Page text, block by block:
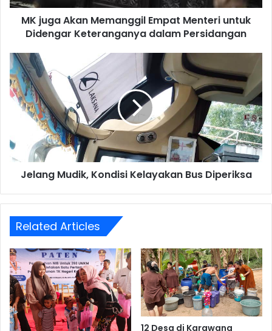
Keteranganya
dalam
Persidangan
MK juga Akan Memanggil Empat Menteri untuk
Didengar Keteranganya dalam Persidangan
Jelang
Mudik,
Kondisi
Kelayakan
Bus
Diperiksa
Jelang Mudik, Kondisi Kelayakan Bus Diperiksa
Related Articles
12 Desa di Karawang